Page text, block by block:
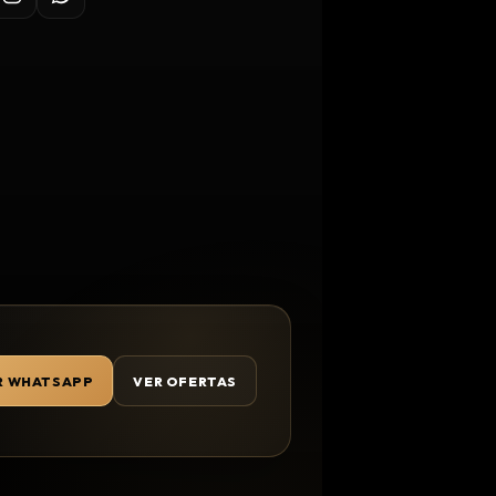
WHATSAPP VER OFERTAS